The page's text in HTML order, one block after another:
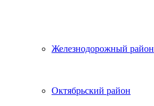
Железнодорожный район
Октябрьский район